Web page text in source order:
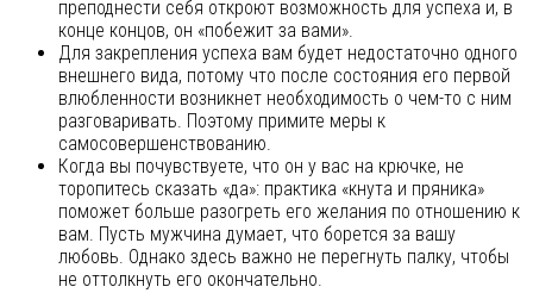
преподнести себя откроют возможность для успеха и, в
конце концов, он «побежит за вами».
Для закрепления успеха вам будет недостаточно одного
внешнего вида, потому что после состояния его первой
влюбленности возникнет необходимость о чем-то с ним
разговаривать. Поэтому примите меры к
самосовершенствованию.
Когда вы почувствуете, что он у вас на крючке, не
торопитесь сказать «да»: практика «кнута и пряника»
поможет больше разогреть его желания по отношению к
вам. Пусть мужчина думает, что борется за вашу
любовь. Однако здесь важно не перегнуть палку, чтобы
не оттолкнуть его окончательно.